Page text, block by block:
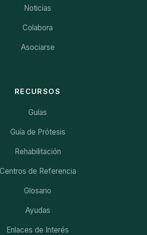
Noticias
Colabora
Asociarse
RECURSOS
Guías
Guía de Prótesis
Rehabilitación
Centros de Referencia
Glosario
Ayudas
Enlaces de Interés